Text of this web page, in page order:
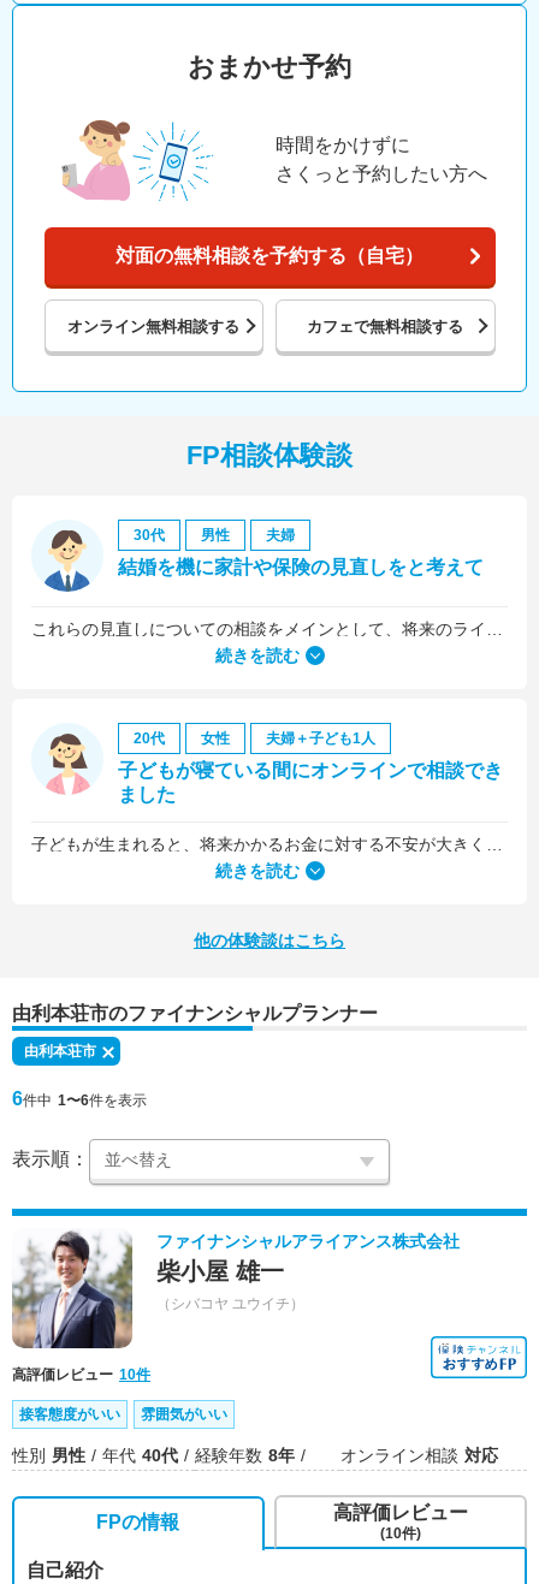
おまかせ予約
時間をかけずに
さくっと予約したい方へ
対面の無料相談を予約する（自宅）
オンライン無料相談する カフェで無料相談する
FP相談体験談
30代 男性 夫婦
結婚を機に家計や保険の見直しをと考えて
続きを読む
20代 女性 夫婦＋子ども1人
子どもが寝ている間にオンラインで相談でき
ました
何より、とても親身になって対応してくださって大満足。うちと同じように子どもの将来のお金のことで悩んでいる友人にも教えました。
続きを読む
他の体験談はこちら
由利本荘市のファイナンシャルプランナー
由利本荘市
6件中 1〜6件を表示
表示順：
ファイナンシャルアライアンス株式会社
柴小屋 雄一
（シバコヤ ユウイチ）
高評価レビュー 10件
接客態度がいい 雰囲気がいい
性別 男性 年代 40代 経験年数 8年 オンライン相談 対応
FPの情報
自己紹介
高評価レビュー
(10件)